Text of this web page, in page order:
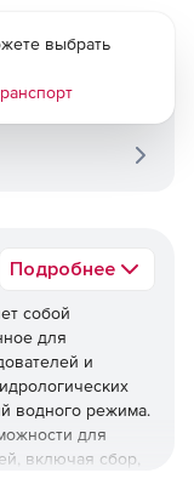
Подробнее
собой
для
и
водного режима.
для
включая сбор,
выбрать